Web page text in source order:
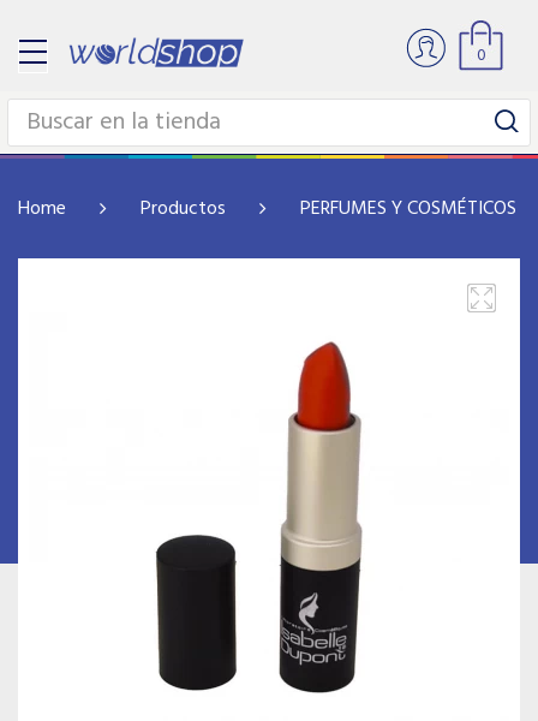
0
Home Productos PERFUMES Y COSMÉTICOS